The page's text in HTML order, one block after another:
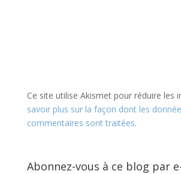
Ce site utilise Akismet pour réduire les
savoir plus sur la façon dont les
commentaires sont traitées.
Abonnez-vous à ce blog par